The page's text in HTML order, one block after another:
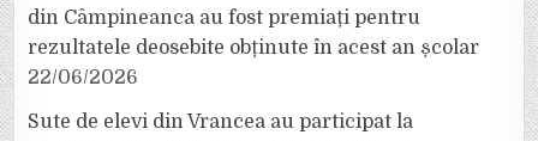
din Câmpineanca au fost premiați pentru
rezultatele deosebite obținute în acest an școlar
22/06/2026
Sute de elevi din Vrancea au participat la